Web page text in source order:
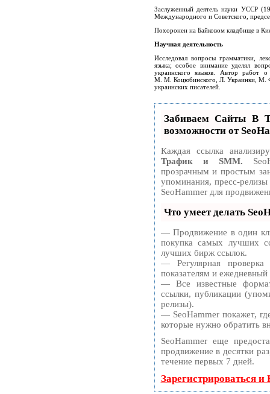
Заслуженный деятель науки УССР
Международного и Советского,
Похоронен на Байковом кладбище в
Научная деятельность
Исследовал вопросы грамматики,
языка; особое внимание уделял
украинского языков. Автор
М. М. Коцюбинского, Л. Украинки, М.
украинских писателей.
Забиваем Сайты
возможности от
Каждая ссылка
Трафик и SMM.
прозрачным и простым
упоминания, пресс-
SeoHammer для
Что умеет делать
— Продвижение в один
покупка самых лучших
лучших бирж ссылок.
— Регулярная
показателям и ежедневный
— Все известные
ссылки, публикации
релизы).
— SeoHammer покажет,
которые нужно обратить
SeoHammer еще
продвижение в десятки
течение первых 7 дней.
Зарегистрироваться